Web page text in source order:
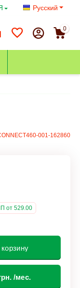
Русский
0
001-162860
от 529.00
/мес.